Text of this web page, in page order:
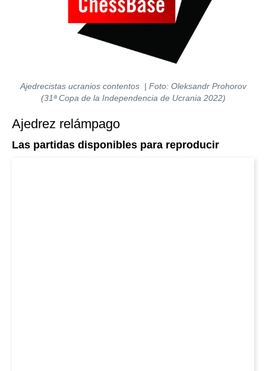
Ajedrecistas ucranios contentos | Foto: Oleksandr Prohorov
(31ª Copa de la Independencia de Ucrania 2022)
Ajedrez relámpago
Las partidas disponibles para reproducir